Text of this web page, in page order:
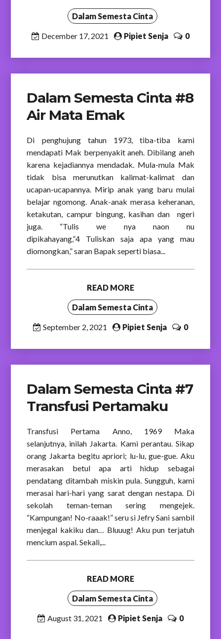
Dalam Semesta Cinta
December 17, 2021 Pipiet Senja 0
Dalam Semesta Cinta #8
Air Mata Emak
Di penghujung tahun 1973, tiba-tiba kami
mendapati Mak berpenyakit aneh. Dibilang aneh
karena kejadiannya mendadak. Mula-mula Mak
tidak bisa merunutkan kalimat-kalimat dan
ucapan-ucapannya. Mirip anak yang baru mulai
belajar ngomong. Anak-anak merasa keheranan,
ketakutan, campur bingung, kasihan dan ngeri
juga. “Tulis we nya naon nu
dipikahayang,”4 Tuliskan saja apa yang mau
diomongkan,” saran Bapak seperti biasa...
READ MORE
Dalam Semesta Cinta
September 2, 2021 Pipiet Senja 0
Dalam Semesta Cinta #7
Transfusi Pertamaku
Transfusi Pertama Anno, 1969 Maka
selanjutnya, inilah Jakarta. Kami perantau. Sikap
orang Jakarta begitu apriori; lu-lu, gue-gue. Aku
merasakan betul apa arti hidup sebagai
pendatang ditambah miskin pula. Sungguh, kami
merasai hari-hari yang sarat dengan nestapa. Di
sekolah teman-teman sering mengejek.
“Kampungan! No-raaak!” seru si Jefry Sani sambil
menjegal kakiku dan… Bluuug! Aku pun terjatuh
mencium aspal. Sekali,...
READ MORE
Dalam Semesta Cinta
August 31, 2021 Pipiet Senja 0